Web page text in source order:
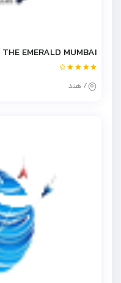
THE EMERALD MUMBAI
/ هند